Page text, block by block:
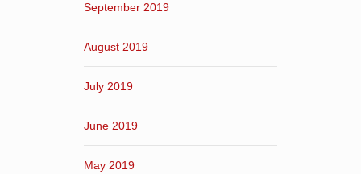
September 2019
August 2019
July 2019
June 2019
May 2019